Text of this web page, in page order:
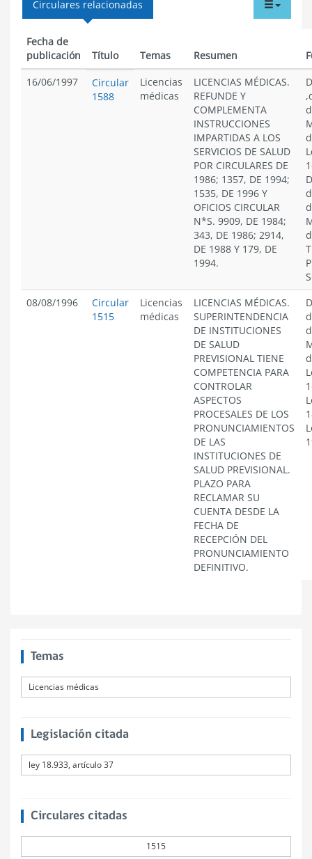
menu
Circulares relacionadas
Fecha de
publicación
Título Temas Resumen
16/06/1997
Circular
1588
Licencias
médicas
LICENCIAS MÉDICAS.
REFUNDE Y
COMPLEMENTA
INSTRUCCIONES
IMPARTIDAS A LOS
SERVICIOS DE SALUD
POR CIRCULARES DE
1986; 1357, DE 1994;
1535, DE 1996 Y
OFICIOS CIRCULAR
N*S. 9909, DE 1984;
343, DE 1986; 2914,
DE 1988 Y 179, DE
1994.
08/08/1996
Circular
1515
Licencias
médicas
LICENCIAS MÉDICAS.
SUPERINTENDENCIA
DE INSTITUCIONES
DE SALUD
PREVISIONAL TIENE
COMPETENCIA PARA
CONTROLAR
ASPECTOS
PROCESALES DE LOS
PRONUNCIAMIENTOS
DE LAS
INSTITUCIONES DE
SALUD PREVISIONAL.
PLAZO PARA
RECLAMAR SU
CUENTA DESDE LA
FECHA DE
RECEPCIÓN DEL
PRONUNCIAMIENTO
DEFINITIVO.
Temas
Licencias médicas
Legislación citada
ley 18.933, artículo 37
Circulares citadas
1515